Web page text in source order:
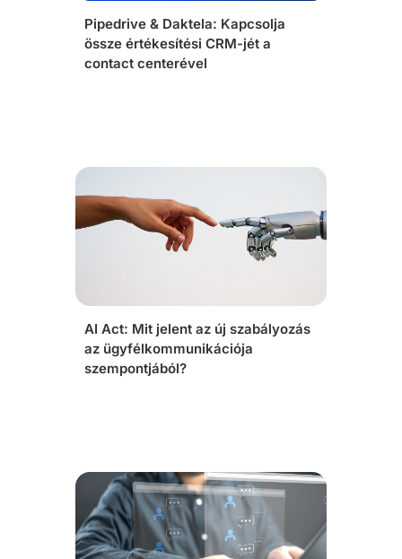
Pipedrive & Daktela: Kapcsolja
össze értékesítési CRM-jét a
contact centerével
AI Act: Mit jelent az új szabályozás
az ügyfélkommunikációja
szempontjából?